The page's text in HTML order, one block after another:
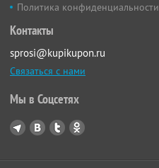
Политика конфиденциальности
Контакты
sprosi@kupikupon.ru
Связаться с нами
Мы в Соцсетях